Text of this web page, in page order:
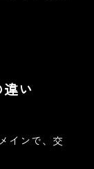
い
インで、交